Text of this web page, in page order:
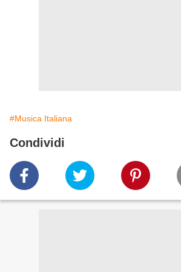
#Musica Italiana
Condividi